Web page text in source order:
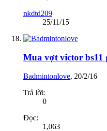
nkdtd209
25/11/15
Mua vợt victor bs11
Badmintonlove, 20/2/16
Trả lời:
0
Đọc:
1,063